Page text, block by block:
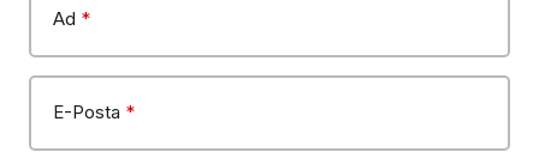
Ad *
E-Posta *